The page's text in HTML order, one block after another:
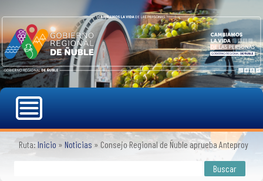
Ruta: Inicio » Noticias » Consejo Regional de Ñuble aprueba